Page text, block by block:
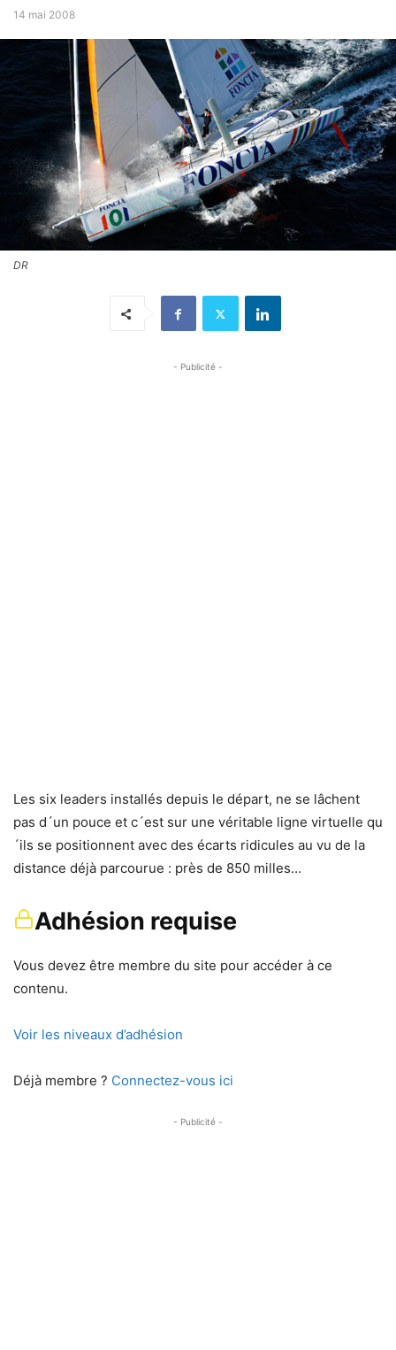
14 mai 2008
DR
- Publicité -
Les six leaders installés depuis le départ, ne se lâchent
pas d´un pouce et c´est sur une véritable ligne virtuelle qu
´ils se positionnent avec des écarts ridicules au vu de la
distance déjà parcourue : près de 850 milles…
Adhésion requise
Vous devez être membre du site pour accéder à ce
contenu.
Voir les niveaux d’adhésion
Déjà membre ? Connectez-vous ici
- Publicité -